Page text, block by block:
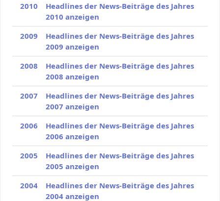
2010
Headlines der News-Beiträge des Jahres
2010 anzeigen
2009
Headlines der News-Beiträge des Jahres
2009 anzeigen
2008
Headlines der News-Beiträge des Jahres
2008 anzeigen
2007
Headlines der News-Beiträge des Jahres
2007 anzeigen
2006
Headlines der News-Beiträge des Jahres
2006 anzeigen
2005
Headlines der News-Beiträge des Jahres
2005 anzeigen
2004
Headlines der News-Beiträge des Jahres
2004 anzeigen